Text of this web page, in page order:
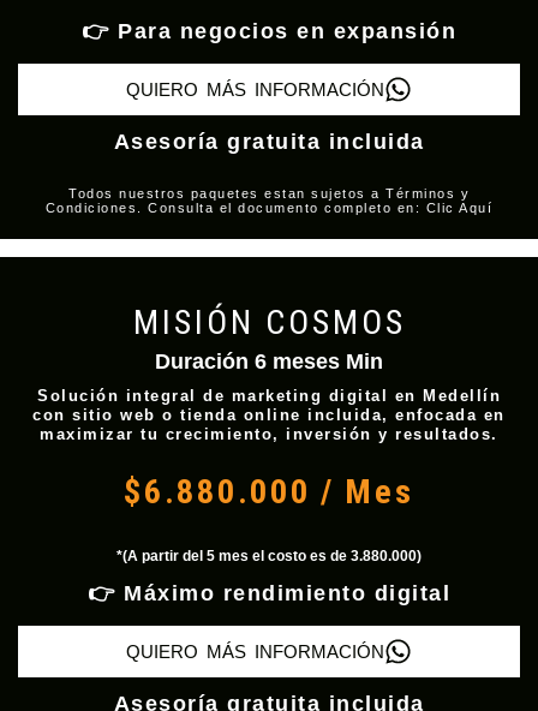
👉 Para negocios en expansión
QUIERO MÁS INFORMACIÓN
Asesoría gratuita incluida
Todos nuestros paquetes estan sujetos a Términos y
Condiciones. Consulta el documento completo en: Clic Aquí
MISIÓN COSMOS
Duración 6 meses Min
Solución integral de marketing digital en Medellín
con sitio web o tienda online incluida, enfocada en
maximizar tu crecimiento, inversión y resultados.
$6.880.000 / Mes
*(A partir del 5 mes el costo es de 3.880.000)
👉 Máximo rendimiento digital
QUIERO MÁS INFORMACIÓN
Asesoría gratuita incluida